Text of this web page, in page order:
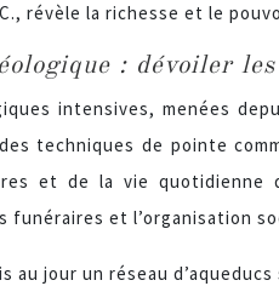
révèle la richesse et le
: dévoiler
intensives, menées
techniques de pointe
et de la vie quotidienne
funéraires et l’organisation
au jour un réseau